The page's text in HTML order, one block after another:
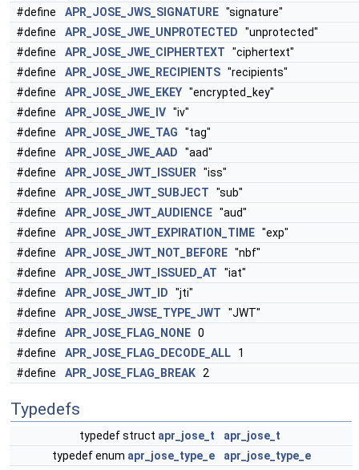
#define
APR_JOSE_JWS_SIGNATURE "signature"
#define
APR_JOSE_JWE_UNPROTECTED "unprotected"
#define
APR_JOSE_JWE_CIPHERTEXT "ciphertext"
#define
APR_JOSE_JWE_RECIPIENTS "recipients"
#define
APR_JOSE_JWE_EKEY "encrypted_key"
#define
APR_JOSE_JWE_IV "iv"
#define
APR_JOSE_JWE_TAG "tag"
#define
APR_JOSE_JWE_AAD "aad"
#define
APR_JOSE_JWT_ISSUER "iss"
#define
APR_JOSE_JWT_SUBJECT "sub"
#define
APR_JOSE_JWT_AUDIENCE "aud"
#define
APR_JOSE_JWT_EXPIRATION_TIME "exp"
#define
APR_JOSE_JWT_NOT_BEFORE "nbf"
#define
APR_JOSE_JWT_ISSUED_AT "iat"
#define
APR_JOSE_JWT_ID "jti"
#define
APR_JOSE_JWSE_TYPE_JWT "JWT"
#define
APR_JOSE_FLAG_NONE 0
#define
APR_JOSE_FLAG_DECODE_ALL 1
#define
APR_JOSE_FLAG_BREAK 2
Typedefs
typedef struct apr_jose_t
apr_jose_t
typedef enum apr_jose_type_e
apr_jose_type_e